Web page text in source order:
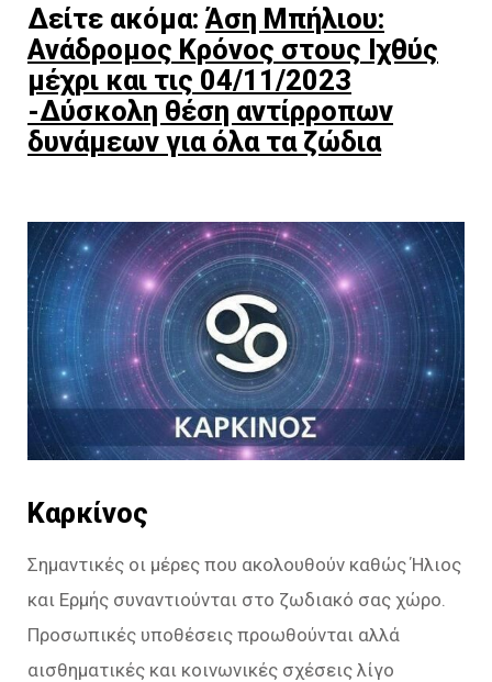
Δείτε ακόμα: Άση Μπήλιου:
Ανάδρομος Κρόνος στους Ιχθύς
μέχρι και τις 04/11/2023
-Δύσκολη θέση αντίρροπων
δυνάμεων για όλα τα ζώδια
Καρκίνος
Σημαντικές οι μέρες που ακολουθούν καθώς Ήλιος
και Ερμής συναντιούνται στο ζωδιακό σας χώρο.
Προσωπικές υποθέσεις προωθούνται αλλά
αισθηματικές και κοινωνικές σχέσεις λίγο